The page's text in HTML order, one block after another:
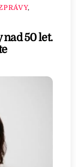
,
50 let.